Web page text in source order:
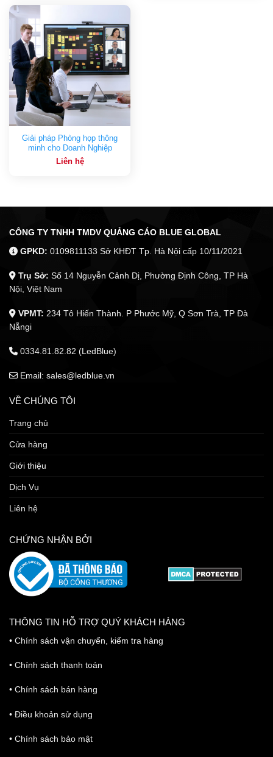
Giải pháp Phòng họp thông
minh cho Doanh Nghiệp
Liên hệ
CÔNG TY TNHH TMDV QUẢNG CÁO BLUE GLOBAL
GPKD: 0109811133 Sở KHĐT Tp. Hà Nội cấp 10/11/2021
Trụ Sở: Số 14 Nguyễn Cảnh Dị, Phường Định Công, TP Hà
Nội, Việt Nam
VPMT: 234 Tô Hiến Thành. P Phước Mỹ, Q Sơn Trà, TP Đà
Nẵngi
0334.81.82.82 (LedBlue)
Email: sales@ledblue.vn
VỀ CHÚNG TÔI
Trang chủ
Cửa hàng
Giới thiệu
Dịch Vụ
Liên hệ
CHỨNG NHẬN BỞI
THÔNG TIN HỖ TRỢ QUÝ KHÁCH HÀNG
• Chính sách vận chuyển, kiểm tra hàng
• Chính sách thanh toán
• Chính sách bán hàng
• Điều khoản sử dụng
• Chính sách bảo mật